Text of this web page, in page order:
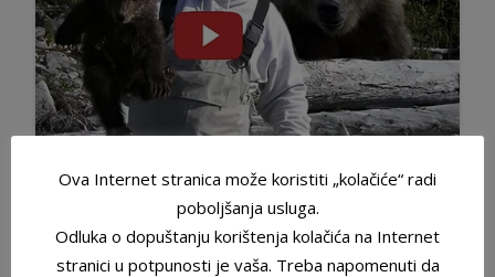
Ova Internet stranica može koristiti „kolačiće“ radi
poboljšanja usluga.
Odluka o dopuštanju korištenja kolačića na Internet
stranici u potpunosti je vaša. Treba napomenuti da